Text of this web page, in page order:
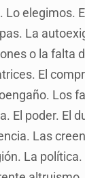
elegimos.
La
o la falta
El
Los
El poder. El
Las
La